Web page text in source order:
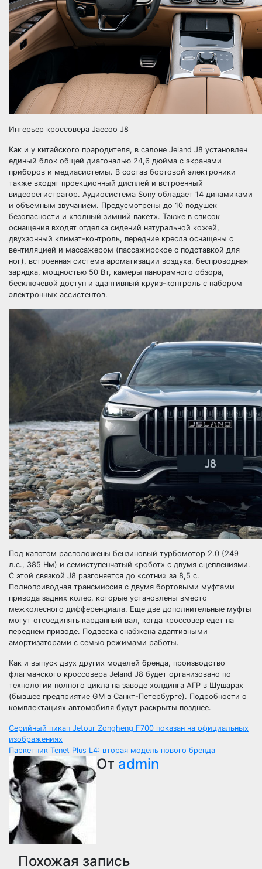
Интерьер кроссовера Jaecoo J8
Как и у китайского прародителя, в салоне Jeland J8 установлен
единый блок общей диагональю 24,6 дюйма с экранами
приборов и медиасистемы. В состав бортовой электроники
также входят проекционный дисплей и встроенный
видеорегистратор. Аудиосистема Sony обладает 14 динамиками
и объемным звучанием. Предусмотрены до 10 подушек
безопасности и «полный зимний пакет». Также в список
оснащения входят отделка сидений натуральной кожей,
двухзонный климат-контроль, передние кресла оснащены с
вентиляцией и массажером (пассажирское с подставкой для
ног), встроенная система ароматизации воздуха, беспроводная
зарядка, мощностью 50 Вт, камеры панорамного обзора,
бесключевой доступ и адаптивный круиз-контроль с набором
электронных ассистентов.
Под капотом расположены бензиновый турбомотор 2.0 (249
л.с., 385 Нм) и семиступенчатый «робот» с двумя сцеплениями.
С этой связкой J8 разгоняется до «сотни» за 8,5 с.
Полноприводная трансмиссия с двумя бортовыми муфтами
привода задних колес, которые установлены вместо
межколесного дифференциала. Еще две дополнительные муфты
могут отсоединять карданный вал, когда кроссовер едет на
переднем приводе. Подвеска снабжена адаптивными
амортизаторами с семью режимами работы.
Как и выпуск двух других моделей бренда, производство
флагманского кроссовера Jeland J8 будет организовано по
технологии полного цикла на заводе холдинга АГР в Шушарах
(бывшее предприятие GM в Санкт-Петербурге). Подробности о
комплектациях автомобиля будут раскрыты позднее.
Навигация
по
записям
Серийный пикап Jetour Zongheng F700 показан на официальных
изображениях
Паркетник Tenet Plus L4: вторая модель нового бренда
От admin
Похожая запись